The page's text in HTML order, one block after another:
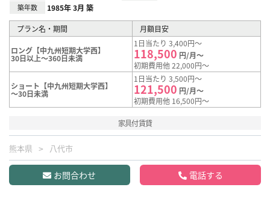
築年数 1985年 3月 築
プラン名・期間 月額目安
ロング【中九州短期大学西】
30日以上～360日未満
1日当たり 3,400円～
118,500 円/月～
初期費用他 22,000円～
ショート【中九州短期大学西】
～30日未満
1日当たり 3,500円～
121,500 円/月～
初期費用他 16,500円～
家具付賃貸
熊本県 八代市
お問合わせ 電話する